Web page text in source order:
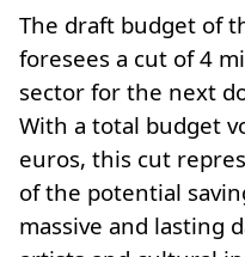
The draft budget of
foresees a cut of 4
sector for the next
With a total budget
euros, this cut
of the potential
massive and lasting